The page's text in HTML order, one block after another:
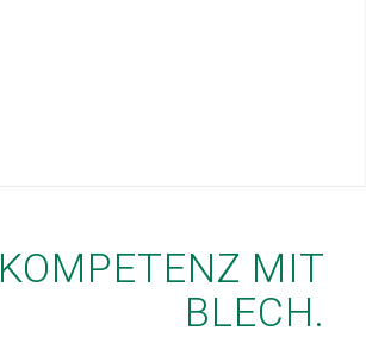
KOMPETENZ MIT
BLECH.